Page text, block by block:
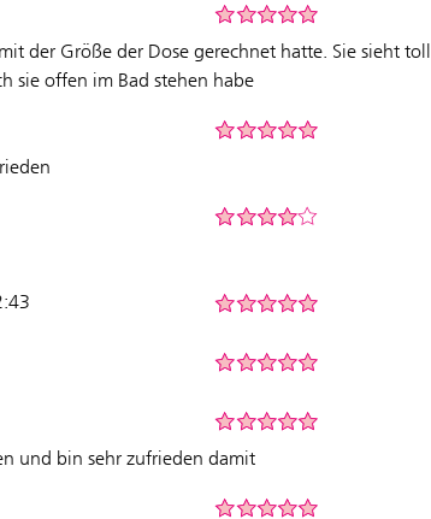
der Größe der Dose gerechnet hatte. Sie sieht toll
sie offen im Bad stehen habe
und bin sehr zufrieden damit